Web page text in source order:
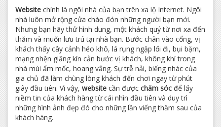
Website chính là ngôi nhà của bạn trên xa lộ Internet. Ngôi
nhà luôn mở rộng cửa chào đón những người bạn mới.
Nhưng bạn hãy thử hình dung, một khách quý từ nơi xa đến
thăm và muốn lưu trú tại nhà bạn. Bước chân vào cổng, vị
khách thấy cây cảnh héo khô, lá rụng ngập lối đi, bụi bặm,
mạng nhện giăng kín cản bước vị khách, không khí trong
nhà mùi ẩm mốc, hoang vắng. Sự trễ nải, biếng nhác của
gia chủ đã làm chùng lòng khách đến chơi ngay từ phút
giây đầu tiên. Vì vậy, website cần được chăm sóc để lấy
niềm tin của khách hàng từ cái nhìn đầu tiên và duy trì
những hình ảnh đẹp đó cho những lần viếng thăm sau của
khách hàng.